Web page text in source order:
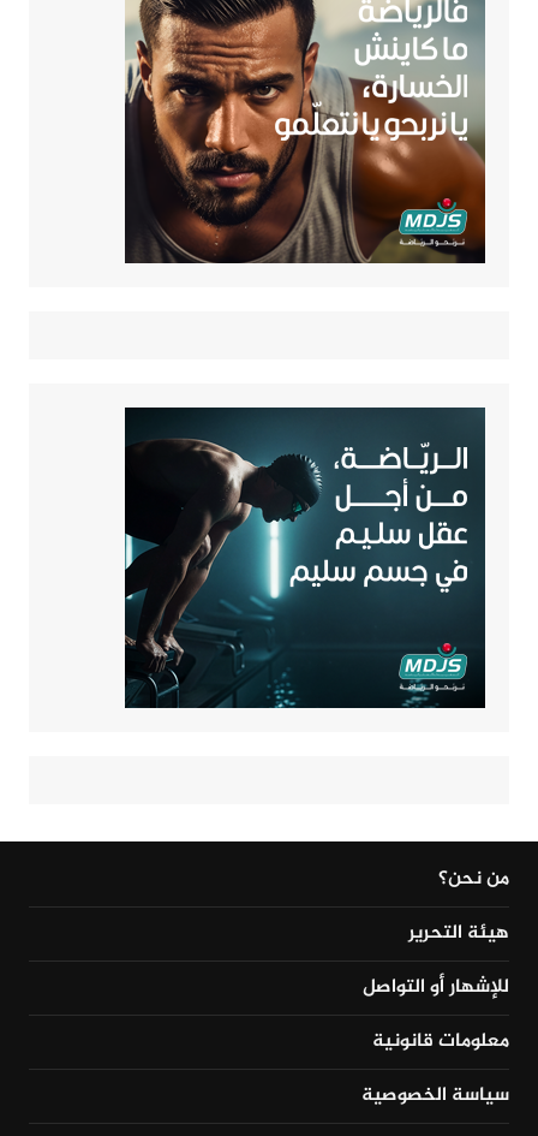
من نحن؟
هيئة التحرير
للإشهار أو التواصل
معلومات قانونية
سياسة الخصوصية